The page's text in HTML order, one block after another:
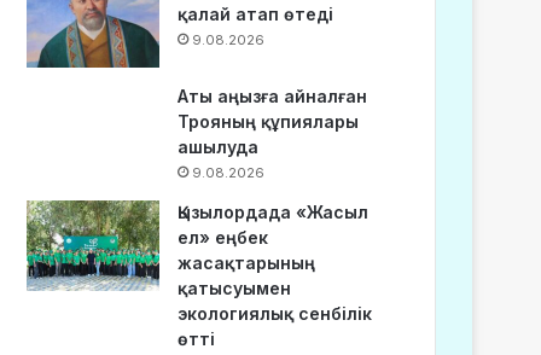
қалай атап өтеді
9.08.2026
Аты аңызға айналған
Трояның құпиялары
ашылуда
9.08.2026
Қызылордада «Жасыл
ел» еңбек
жасақтарының
қатысуымен
экологиялық сенбілік
өтті